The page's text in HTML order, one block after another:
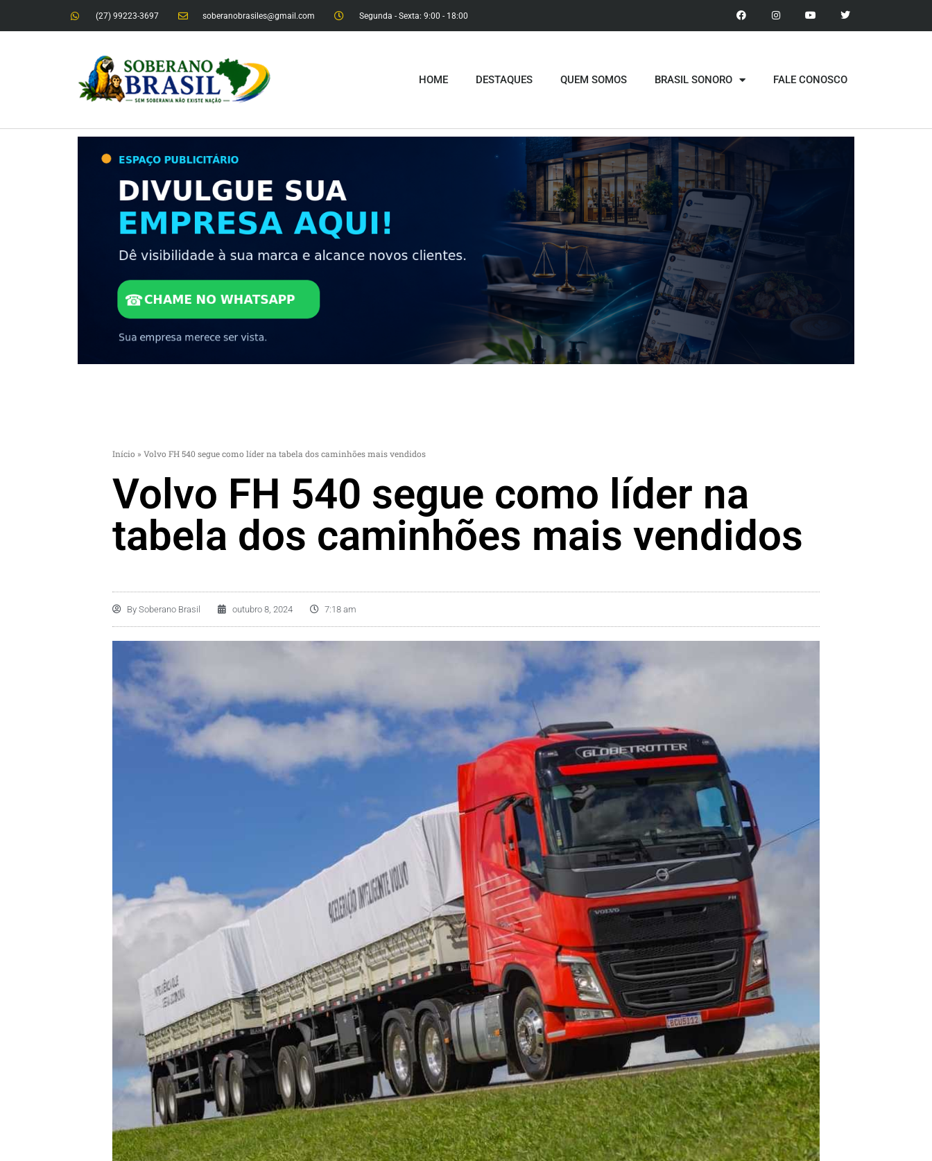
(27) 99223-3697 soberanobrasiles@gmail.com Segunda - Sexta: 9:00 - 18:00​
HOME DESTAQUES QUEM SOMOS BRASIL SONORO FALE CONOSCO
Início » Volvo FH 540 segue como líder na tabela dos caminhões mais vendidos
Volvo FH 540 segue como líder na
tabela dos caminhões mais vendidos
By Soberano Brasil outubro 8, 2024 7:18 am